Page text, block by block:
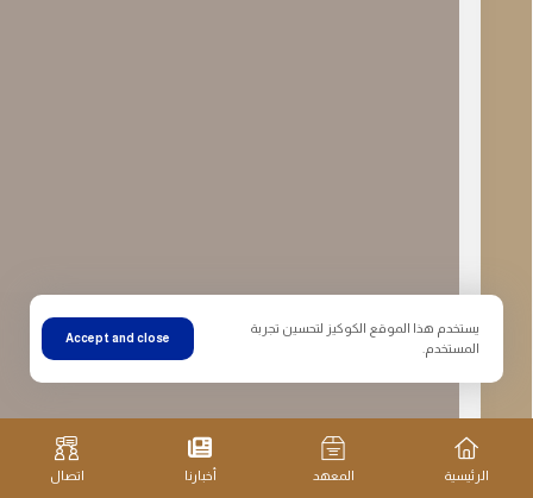
الرئيسية المعهد أخبارنا اتصال
يستخدم هذا الموقع الكوكيز لتحسين تجربة
المستخدم.
Accept and close